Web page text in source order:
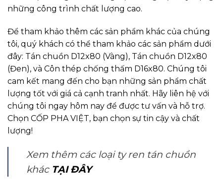
những công trình chất lượng cao.
Để tham khảo thêm các sản phẩm khác của chúng
tôi, quý khách có thể tham khảo các sản phẩm dưới
đây: Tán chuồn D12x80 (Vàng), Tán chuồn D12x80
(Đen), và Côn thép chống thấm D16x80. Chúng tôi
cam kết mang đến cho bạn những sản phẩm chất
lượng tốt với giá cả cạnh tranh nhất. Hãy liên hệ với
chúng tôi ngay hôm nay để được tư vấn và hỗ trợ.
Chọn CỐP PHA VIỆT, bạn chọn sự tin cậy và chất
lượng!
Xem thêm các loại ty ren tán chuồn
khác TẠI ĐÂY